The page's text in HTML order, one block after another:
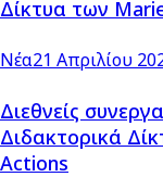
Δίκτυα των
Νέα21 Απριλίου
Διεθνείς
Διδακτορικά
Actions